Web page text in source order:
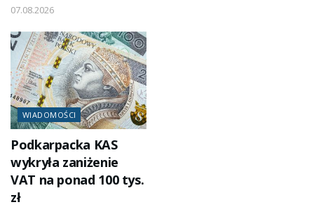
07.08.2026
WIADOMOŚCI
Podkarpacka KAS
wykryła zaniżenie
VAT na ponad 100 tys.
zł